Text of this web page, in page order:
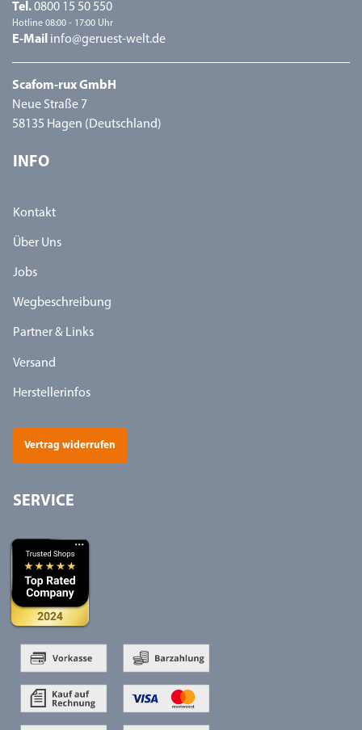
Tel.0800 15 50 550
Hotline 08:00 - 17:00 Uhr
E-Mail info@geruest-welt.de
Scafom-rux GmbH
Neue Straße 7
58135 Hagen (Deutschland)
INFO
Kontakt
Über Uns
Jobs
Wegbeschreibung
Partner & Links
Versand
Herstellerinfos
Vertrag widerrufen
SERVICE